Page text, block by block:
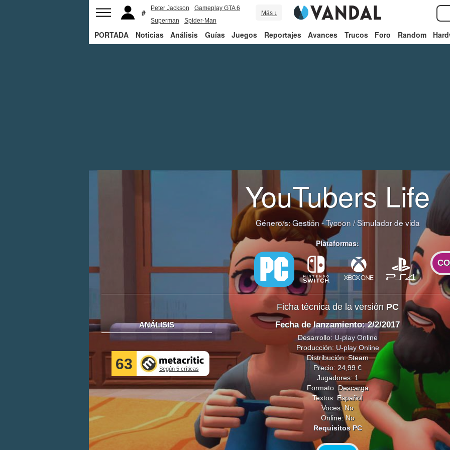
Peter Jackson
Gameplay GTA 6
Superman
Spider-Man
Más ↓
PORTADA Noticias Análisis Guías Juegos Reportajes Avances Trucos Foro Random
YouTubers Life
Género/s:Gestión - Tycoon/Simulador de vida
Plataformas:
Ficha técnica de la versión PC
ANÁLISIS
63 Según 5 críticas
Fecha de lanzamiento: 2/2/2017
Desarrollo: U-play Online
Producción: U-play Online
Distribución: Steam
Precio: 24,99 €
Jugadores: 1
Formato: Descarga
Textos: Español
Voces: No
Online: No
Requisitos PC